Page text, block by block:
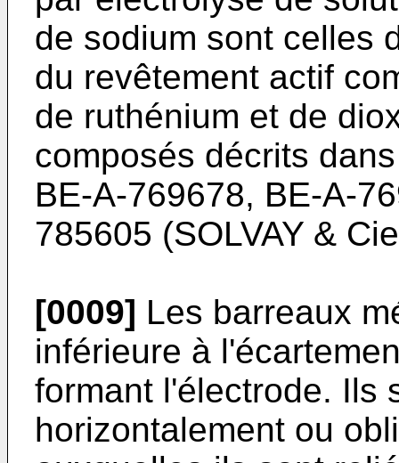
de sodium sont celles
du revêtement actif
de ruthénium et de
composés décrits
BE-A-769678, BE-A-
785605 (SOLVAY &
[0009] Les barreaux
inférieure à
formant l'électrode. Ils
horizontalement ou